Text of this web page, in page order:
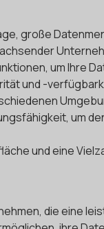
große
um Ihre
und -
um
und eine
die eine